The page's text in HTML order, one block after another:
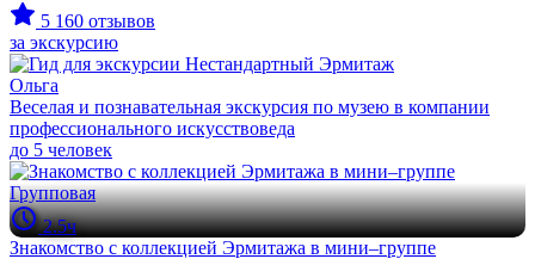
5 160 отзывов
за экскурсию
Ольга
Веселая и познавательная экскурсия по музею в компании
профессионального искусствоведа
до 5 человек
Групповая
2.5ч
Знакомство с коллекцией Эрмитажа в мини–группе